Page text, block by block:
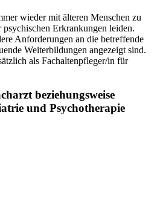
wieder mit älteren Menschen zu
psychischen Erkrankungen leiden.
Anforderungen an die betreffende
Weiterbildungen angezeigt sind.
als Fachaltenpfleger/in für
beziehungsweise
und Psychotherapie